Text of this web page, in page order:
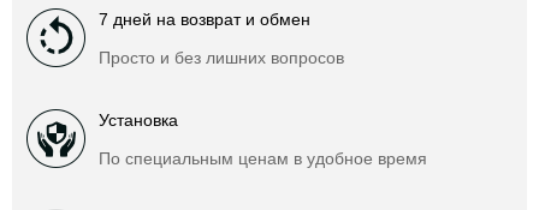
7 дней на возврат и обмен
Просто и без лишних вопросов
Установка
По специальным ценам в удобное время